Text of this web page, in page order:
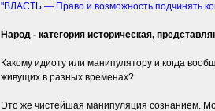
"ВЛАСТЬ — Право и возможность подчинять
Народ - категория историческая,
Какому идиоту или манипулятору и когда
живущих в разных временах?
Это же чистейшая манипуляция сознанием.